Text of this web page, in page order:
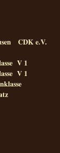
CDK e.V.
V 1
V 1